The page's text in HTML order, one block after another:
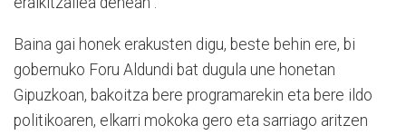
Baina gai honek erakusten digu, beste behin ere, bi
gobernuko Foru Aldundi bat dugula une honetan
Gipuzkoan, bakoitza bere programarekin eta bere ildo
politikoaren, elkarri mokoka gero eta sarriago aritzen